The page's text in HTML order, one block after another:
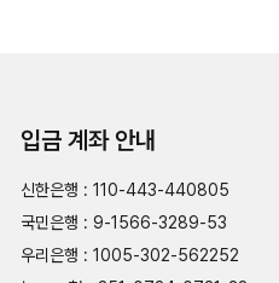
입금 계좌 안내
신한은행 : 110-443-440805
국민은행 : 9-1566-3289-53
우리은행 : 1005-302-562252